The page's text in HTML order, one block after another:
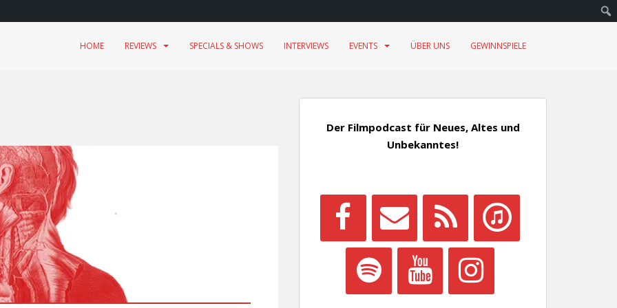
HOME REVIEWS SPECIALS & SHOWS INTERVIEWS EVENTS ÜBER UNS GEWINNSPIELE
Der Filmpodcast für Neues, Altes und
Unbekanntes!